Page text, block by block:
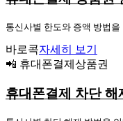
통신사별 한도와 증액 방법을
바로콕자세히 보기
📲 휴대폰결제상품권
휴대폰결제 차단 해